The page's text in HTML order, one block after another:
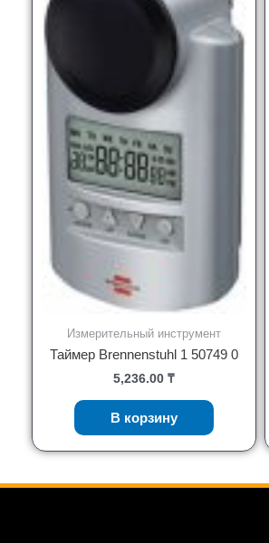
Измерительный инструмент
Таймер Brennenstuhl 1 50749 0
5,236.00₸
В корзину